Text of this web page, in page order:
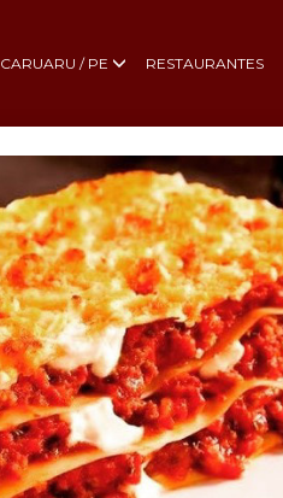
CARUARU / PE RESTAURANTES